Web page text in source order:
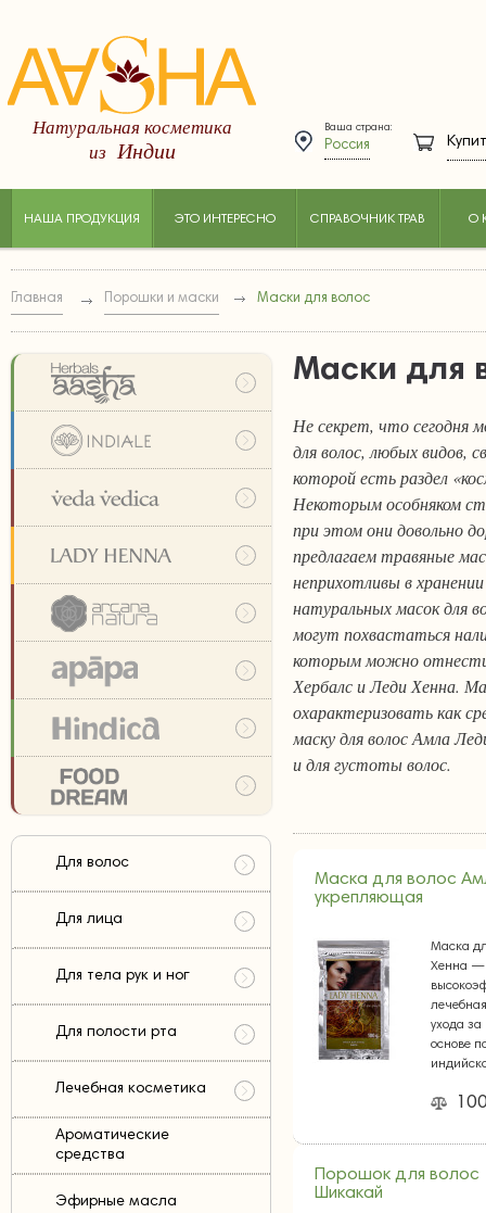
Натуральная косметика
из Индии
Ваша страна:
Россия
НАША ПРОДУКЦИЯ ЭТО ИНТЕРЕСНО СПРАВОЧНИК ТРАВ О
Главная Порошки и маски Маски для волос
Маски для
Не секрет, что сегодня
для волос, любых видов,
которой есть раздел
Некоторым особняком
при этом они довольно
предлагаем травяные
неприхотливы в
натуральных масок для
могут похвастаться
которым можно
Хербалс и Леди Хенна.
охарактеризовать как
маску для волос Амла
и для густоты волос.
Маска для волос
укрепляющая
Маска
Хенна —
ухода
основе
Порошок для волос
Шикакай
Для волос
Для лица
Для тела рук и ног
Для полости рта
Лечебная косметика
Ароматические
средства
Эфирные масла